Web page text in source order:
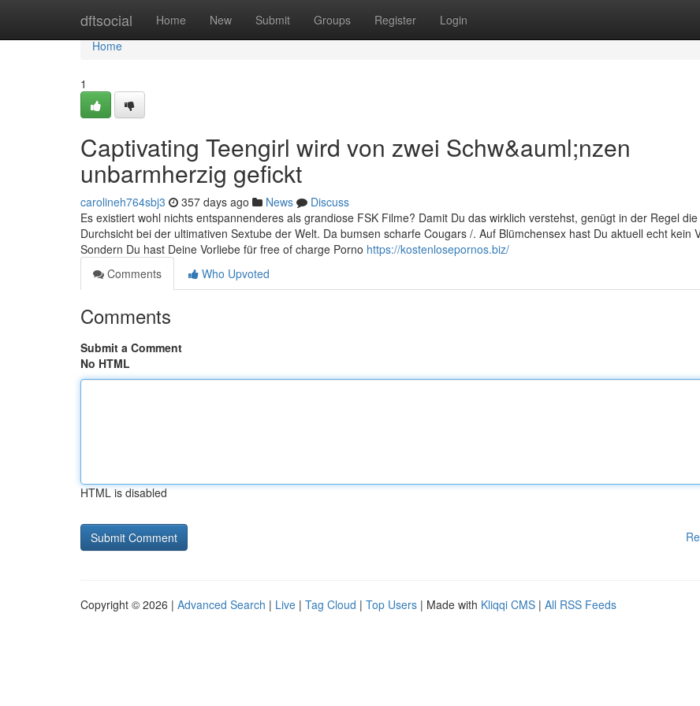
dftsocial Home New Submit Groups Register Login
Home
Home
1
Captivating Teengirl wird von zwei Schw&auml;nzen
unbarmherzig gefickt
carolineh764sbj3 357 days ago News
Discuss
Es existiert wohl nichts entspannenderes als grandiose FSK Filme? Damit Du das wirklich verstehst, genügt in der Regel
Durchsicht bei der ultimativen Sextube der Welt. Da bumsen scharfe Cougars /. Auf Blümchensex hast Du aktuell echt kein
Sondern Du hast Deine Vorliebe für free of charge Porno https://kostenlosepornos.biz/
Comments
Who Upvoted
Comments
Submit a Comment
No HTML
HTML is disabled
Copyright © 2026 | Advanced Search | Live | Tag Cloud | Top Users | Made with Kliqqi CMS | All RSS Feeds